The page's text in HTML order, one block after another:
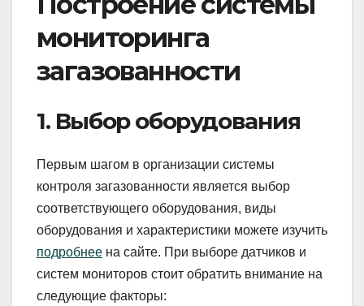
мониторинга
загазованности
1. Выбор оборудования
Первым шагом в организации системы
контроля загазованности является выбор
соответствующего оборудования, виды
оборудования и характеристики можете изучить
подробнее на сайте. При выборе датчиков и
систем мониторов стоит обратить внимание на
следующие факторы: